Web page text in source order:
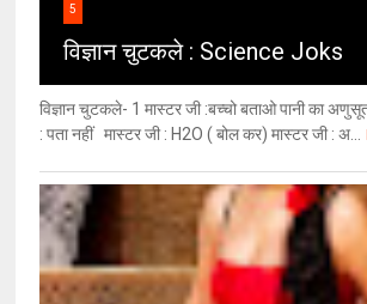
5
विज्ञान चुटकले : Science Joks
विज्ञान चुटकले- 1 मास्टर जी :बच्चो बताओ पानी का
: पता नहीं मास्टर जी : H2O ( बोल कर) मास्टर जी : अ...